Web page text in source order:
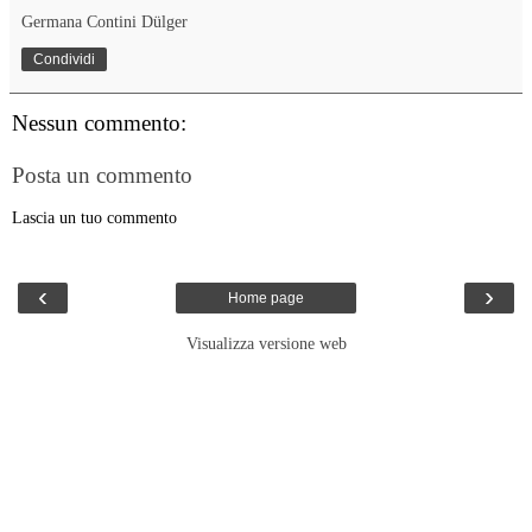
Germana Contini Dülger
Condividi
Nessun commento:
Posta un commento
Lascia un tuo commento
‹ ›
Home page
Visualizza versione web